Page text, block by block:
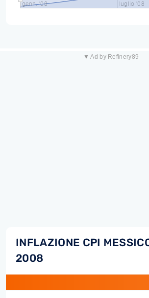
genn. '08 luglio '08
▼ Ad by Refinery89
INFLAZIONE CPI
2008